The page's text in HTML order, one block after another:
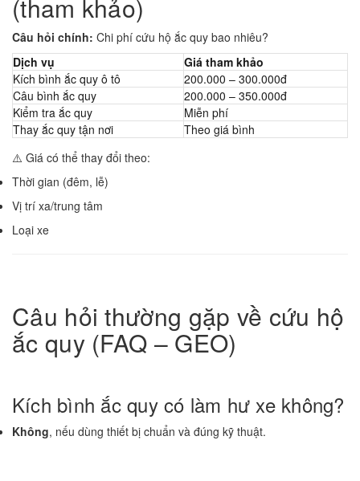
(tham khảo)
Câu hỏi chính: Chi phí cứu hộ ắc quy bao nhiêu?
Dịch vụ
Giá tham khảo
Kích bình ắc quy ô tô
200.000 – 300.000đ
Câu bình ắc quy
200.000 – 350.000đ
Kiểm tra ắc quy
Miễn phí
Thay ắc quy tận nơi
Theo giá bình
⚠️ Giá có thể thay đổi theo:
Thời gian (đêm, lễ)
Vị trí xa/trung tâm
Loại xe
Câu hỏi thường gặp về cứu hộ
ắc quy (FAQ – GEO)
Kích bình ắc quy có làm hư xe không?
Không, nếu dùng thiết bị chuẩn và đúng kỹ thuật.